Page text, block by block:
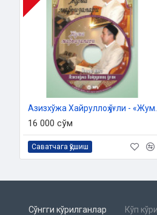
16 000 сўм
Саватчага қўшиш
Сўнгги кўрилганлар Кўп